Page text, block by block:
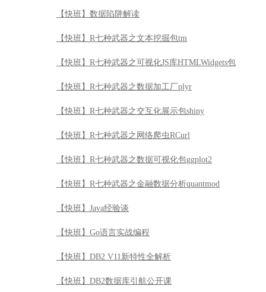
【快班】数据陷阱解读
【快班】R七种武器之文本挖掘包tm
【快班】R七种武器之可视化JS库HTMLWidgets包
【快班】R七种武器之数据加工厂plyr
【快班】R七种武器之交互化展示包shiny
【快班】R七种武器之网络爬虫RCurl
【快班】R七种武器之数据可视化包ggplot2
【快班】R七种武器之金融数据分析quantmod
【快班】Java经验谈
【快班】Go语言实战编程
【快班】DB2 V11新特性全解析
【快班】DB2数据库引航公开课